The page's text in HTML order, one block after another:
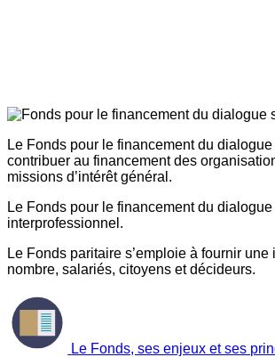
Le Fonds pour le financement du
contribuer au financement des
missions d’intérêt général.
Le Fonds pour le financement du
interprofessionnel.
Le Fonds paritaire s’emploie à fournir
nombre, salariés, citoyens et décideurs.
Le Fonds, ses enjeux et ses